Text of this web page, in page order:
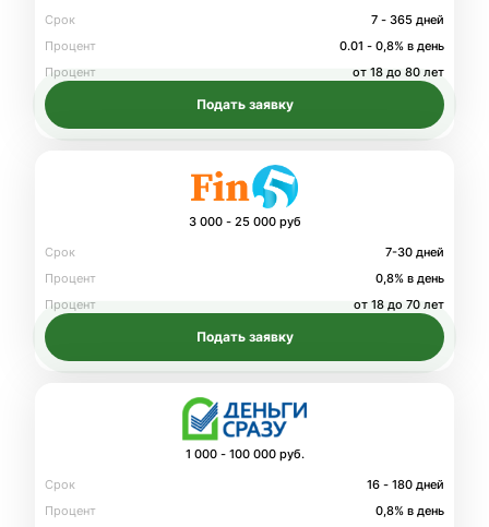
Срок
7 - 365 дней
Процент
0.01 - 0,8% в день
Процент
от 18 до 80 лет
Подать заявку
3 000 - 25 000 руб
Срок
7-30 дней
Процент
0,8% в день
Процент
от 18 до 70 лет
Подать заявку
1 000 - 100 000 руб.
Срок
16 - 180 дней
Процент
0,8% в день